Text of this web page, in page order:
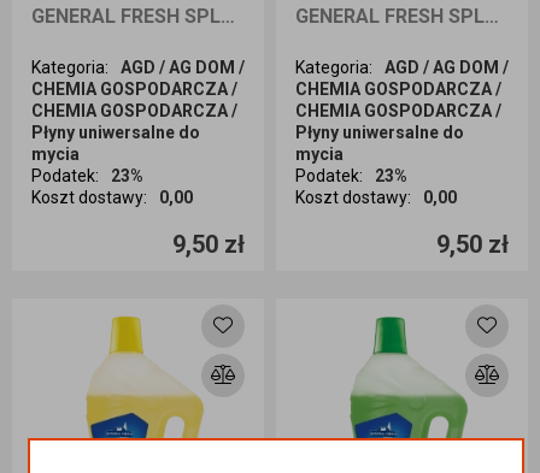
GENERAL FRESH SPLASH Płyn uniwersalny o zapachu kwiatowym 1L
Kategoria:
AGD / AG DOM /
CHEMIA GOSPODARCZA /
CHEMIA GOSPODARCZA /
Płyny uniwersalne do
mycia
Podatek:
23%
Koszt dostawy: 0,00
9,50 zł
Ilość sztuk
GENERAL FRESH SPLASH Płyn uniwersalny o zapachu morza 1L
Kategoria:
AGD / AG DOM /
CHEMIA GOSPODARCZA /
CHEMIA GOSPODARCZA /
Płyny uniwersalne do
mycia
Podatek:
23%
Koszt dostawy: 0,00
9,50 zł
Ilość sztuk